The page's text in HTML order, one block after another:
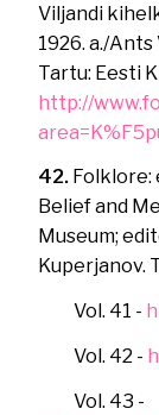
Viljandi
1926. a./
Tartu: Eesti
http://
42.
Belief and
Museum;
Kuperjanov.
Vol. 41 -
Vol. 42 -
Vol. 43 -